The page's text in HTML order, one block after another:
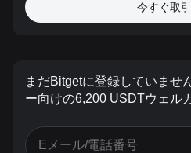
今すぐ取
まだBitgetに登録していませ
ー向けの6,200 USDTウェル